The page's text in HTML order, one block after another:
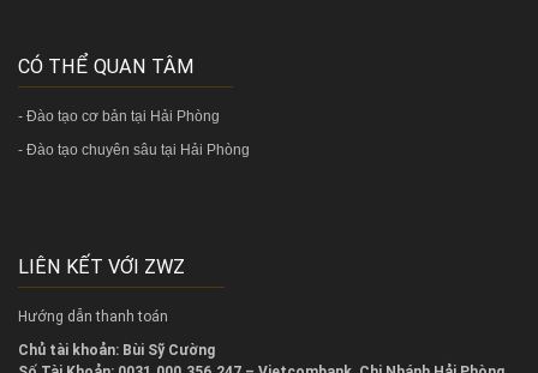
CÓ THỂ QUAN TÂM
- Đào tạo cơ bản tại Hải Phòng
- Đào tạo chuyên sâu tại Hải Phòng
LIÊN KẾT VỚI ZWZ
Hướng dẫn thanh toán
Chủ tài khoản: Bùi Sỹ Cường